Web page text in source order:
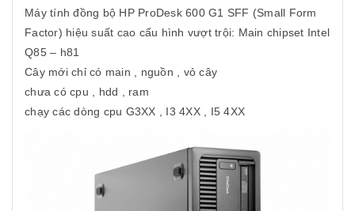
Máy tính đồng bộ HP ProDesk 600 G1 SFF (Small Form
Factor) hiệu suất cao cấu hình vượt trội: Main chipset Intel
Q85 – h81
Cây mới chỉ có main , nguồn , vỏ cây
chưa có cpu , hdd , ram
chạy các dòng cpu G3XX , I3 4XX , I5 4XX